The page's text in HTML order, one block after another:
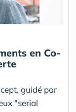
en Co-
guidé par
"serial